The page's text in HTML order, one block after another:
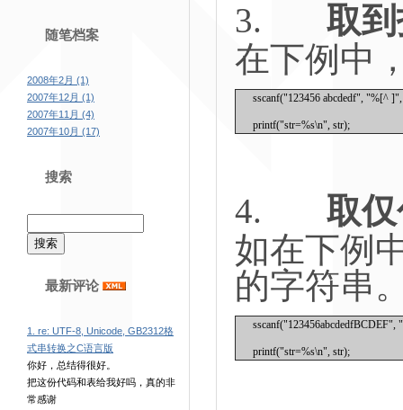
随笔档案
2008年2月 (1)
2007年12月 (1)
2007年11月 (4)
2007年10月 (17)
搜索
最新评论
1. re: UTF-8, Unicode, GB2312格
式串转换之C语言版
你好，总结得很好。
把这份代码和表给我好吗，真的非
常感谢
3.
取
在下例中
sscanf("123456 abcdedf", "%[^
printf("str=%s\n", str);
4.
取
如在下例
的字符串
sscanf("123456abcdedfBCDEF",
printf("str=%s\n", str);